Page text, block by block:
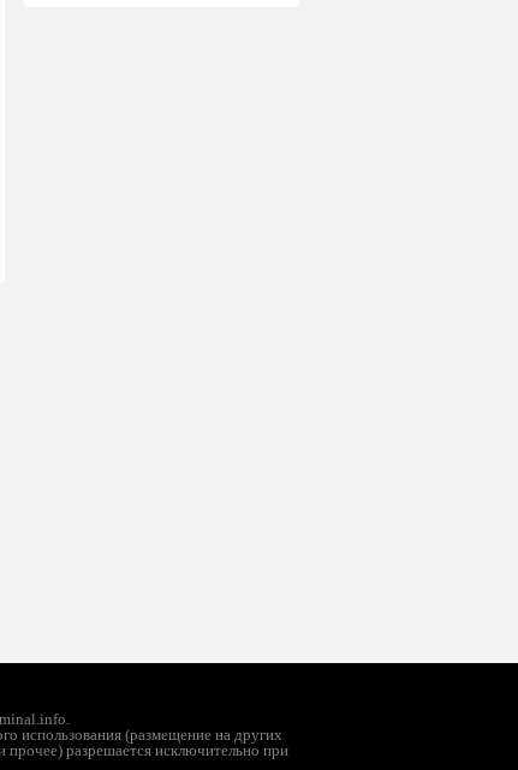
использования (размещение на других
разрешается исключительно при